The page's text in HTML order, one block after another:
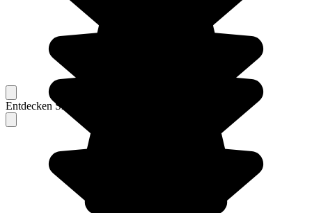
Entdecken Sie Berichte unserer erfahrenen Reisenden